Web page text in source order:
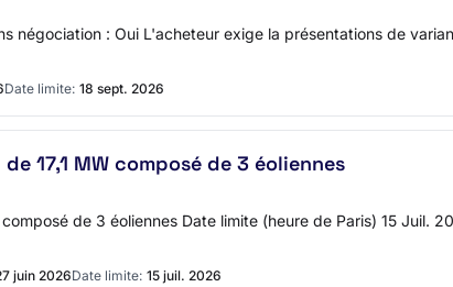
négociation : Oui L'acheteur exige la présentations de
Date limite: 18 sept. 2026
de 17,1 MW composé de 3 éoliennes
de 3 éoliennes Date limite (heure de Paris) 15 Juil.
juin 2026Date limite: 15 juil. 2026